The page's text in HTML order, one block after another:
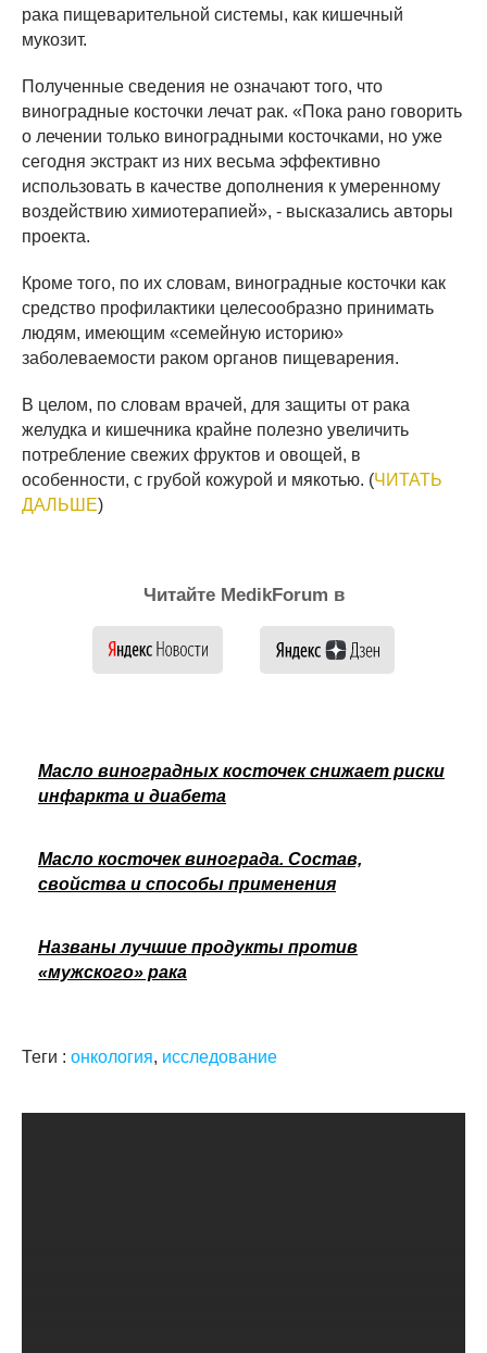
рака пищеварительной системы, как кишечный
мукозит.
Полученные сведения не означают того, что
виноградные косточки лечат рак. «Пока рано говорить
о лечении только виноградными косточками, но уже
сегодня экстракт из них весьма эффективно
использовать в качестве дополнения к умеренному
воздействию химиотерапией», - высказались авторы
проекта.
Кроме того, по их словам, виноградные косточки как
средство профилактики целесообразно принимать
людям, имеющим «семейную историю»
заболеваемости раком органов пищеварения.
В целом, по словам врачей, для защиты от рака
желудка и кишечника крайне полезно увеличить
потребление свежих фруктов и овощей, в
особенности, с грубой кожурой и мякотью. (ЧИТАТЬ
ДАЛЬШЕ)
Читайте MedikForum в
Масло виноградных косточек снижает риски
инфаркта и диабета
Масло косточек винограда. Состав,
свойства и способы применения
Названы лучшие продукты против
«мужского» рака
Теги : онкология, исследование